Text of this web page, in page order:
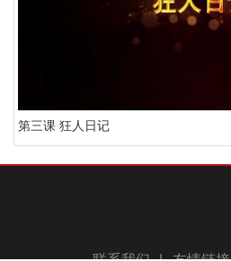
第三课 狂人日记